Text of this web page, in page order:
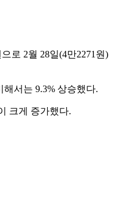
로 2월 28일(4만2271원)
서는 9.3% 상승했다.
크게 증가했다.